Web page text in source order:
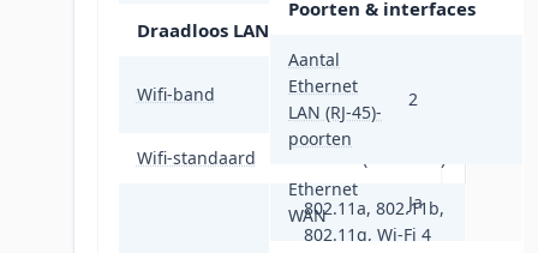
Draadloos LAN
Wifi-band
Dual-band (2.4
GHz / 5 GHz)
Wifi-standaard
802.11a, 802.11b,
802.11g, Wi-Fi 4
Poorten & interfaces
Aantal
Ethernet
LAN (RJ-45)-
poorten
2
Ethernet
WAN
Ja